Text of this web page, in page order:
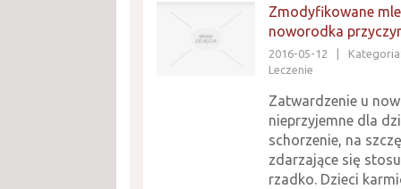
Zmodyfikowane
noworodka
2016-05-12
Leczenie
Zatwardzenie u
nieprzyjemne dla
schorzenie, na
zdarzające się
rzadko. Dzieci